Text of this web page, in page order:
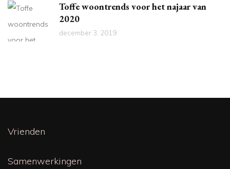
Toffe woontrends voor het najaar van
2020
december 3, 2019
Vrienden
Samenwerkingen